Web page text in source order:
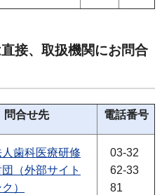
接、取扱機関にお問合
問合せ先 電話番号
歯科医療研修
（外部サイト
）
03-32
62-33
81